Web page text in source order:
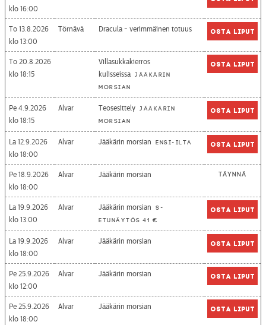
16:00
To 13.8.2026
13:00
Törnävä Dracula - verimmäinen totuus Osta liput
To 20.8.2026
18:15
Villasukkakierros
kulisseissa Jääkärin
morsian
Osta liput
Pe 4.9.2026
18:15
Alvar Teosesittely Jääkärin
morsian
Osta liput
La 12.9.2026
18:00
Alvar Jääkärin morsian Ensi-ilta Osta liput
Pe 18.9.2026
18:00
Alvar Jääkärin morsian Täynnä
La 19.9.2026
13:00
Alvar Jääkärin morsian
S-
etunäytös 41 €
Osta liput
La 19.9.2026
18:00
Alvar Jääkärin morsian Osta liput
Pe 25.9.2026
12:00
Alvar Jääkärin morsian Osta liput
Pe 25.9.2026
18:00
Alvar Jääkärin morsian Osta liput